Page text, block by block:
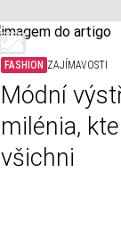
FASHION ZAJÍMAVOSTI
Módní
milénia,
všichni